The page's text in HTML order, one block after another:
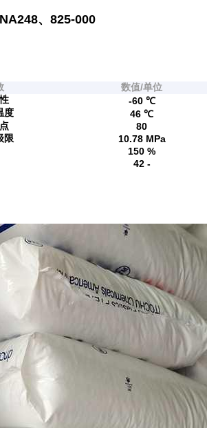
NA248、 825-000
数值/单位
-60 ℃
度
46 ℃
80
限
10.78 MPa
150 %
42 -